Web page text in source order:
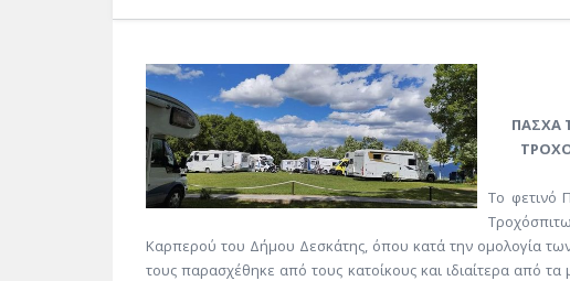
ΠΑΣΧΑ
Το φετινό
Καρπερού του Δήμου Δεσκάτης, όπου κατά την ομολογία
τους παρασχέθηκε από τους κατοίκους και ιδιαίτερα από